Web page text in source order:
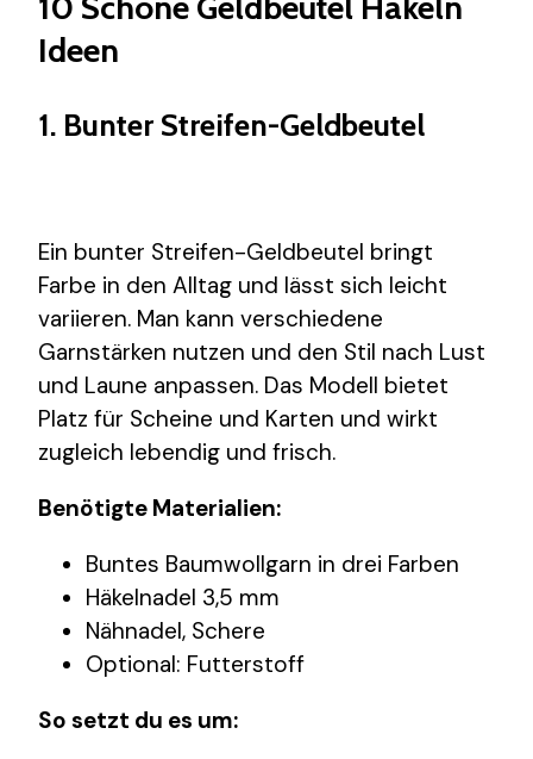
Ideen
1. Bunter Streifen-Geldbeutel
Ein bunter Streifen-Geldbeutel bringt
Farbe in den Alltag und lässt sich leicht
variieren. Man kann verschiedene
Garnstärken nutzen und den Stil nach Lust
und Laune anpassen. Das Modell bietet
Platz für Scheine und Karten und wirkt
zugleich lebendig und frisch.
Benötigte Materialien:
Buntes Baumwollgarn in drei Farben
Häkelnadel 3,5 mm
Nähnadel, Schere
Optional: Futterstoff
So setzt du es um: